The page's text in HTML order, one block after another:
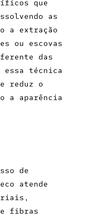
que
as
a extração
ou escovas
das
técnica
reduz o
a aparência
de
atende
fibras